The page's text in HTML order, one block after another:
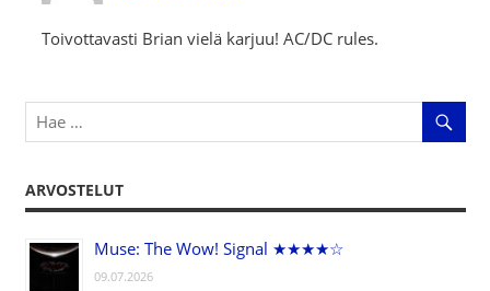
Toivottavasti Brian vielä karjuu! AC/DC rules.
ARVOSTELUT
Muse: The Wow! Signal ★★★★☆
09.07.2026